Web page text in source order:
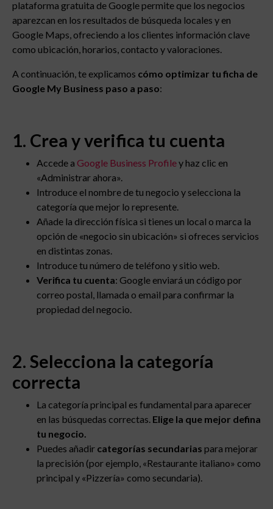
plataforma gratuita de Google permite que los negocios
aparezcan en los resultados de búsqueda locales y en
Google Maps, ofreciendo a los clientes información clave
como ubicación, horarios, contacto y valoraciones.
A continuación, te explicamos cómo optimizar tu ficha de
Google My Business paso a paso:
1. Crea y verifica tu cuenta
Accede a Google Business Profiley haz clic en
«Administrar ahora».
Introduce el nombre de tu negocio y selecciona la
categoría que mejor lo represente.
Añade la dirección física si tienes un local o marca la
opción de «negocio sin ubicación» si ofreces servicios
en distintas zonas.
Introduce tu número de teléfono y sitio web.
Verifica tu cuenta: Google enviará un código por
correo postal, llamada o email para confirmar la
propiedad del negocio.
2. Selecciona la categoría
correcta
La categoría principal es fundamental para aparecer
en las búsquedas correctas. Elige la que mejor defina
tu negocio.
Puedes añadir categorías secundarias para mejorar
la precisión (por ejemplo, «Restaurante italiano» como
principal y «Pizzería» como secundaria).